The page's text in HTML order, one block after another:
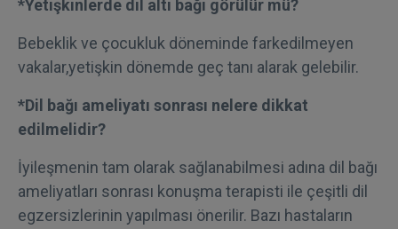
*Yetişkinlerde dil altı bağı görülür mü?
Bebeklik ve çocukluk döneminde farkedilmeyen
vakalar,yetişkin dönemde geç tanı alarak gelebilir.
*Dil bağı ameliyatı sonrası nelere dikkat
edilmelidir?
İyileşmenin tam olarak sağlanabilmesi adına dil bağı
ameliyatları sonrası konuşma terapisti ile çeşitli dil
egzersizlerinin yapılması önerilir. Bazı hastaların